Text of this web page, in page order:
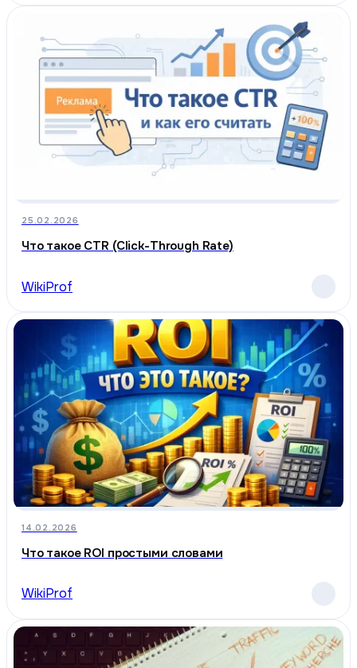
25.02.2026
Что такое CTR (Click-Through Rate)
WikiProf
14.02.2026
Что такое ROI простыми словами
WikiProf